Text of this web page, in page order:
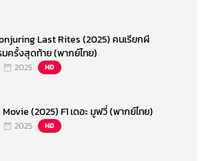
Last Rites (2025) คนเรียกผี
ครั้งสุดท้าย (พากย์ไทย)
2025 HD
Movie (2025) F1 เดอะ มูฟวี่ (พากย์ไทย)
2025 HD